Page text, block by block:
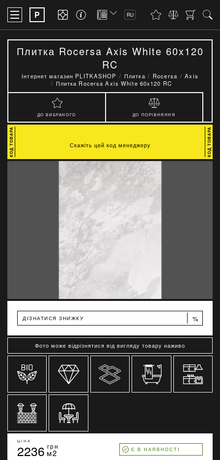
P RU
Плитка Rocersa Axis White 60x120
RC
Інтернет магазин PLITKASHOP Плитка Rocersa
Axis
Плитка Rocersa Axis White 60x120 RC
ДО ВИБРАНОГО ДО ПОРІВНЯННЯ
ДІЗНАТИСЯ ЗНИЖКУ %
Фото може відрізнятися від вигляду товару наживо
ЦІНА
2236 грн
м2 Є В НАЯВНОСТІ
Скажіть цей код менеджеру